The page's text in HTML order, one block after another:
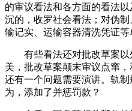
的审议看法和各方面的看法
沉的，收罗社会看法；对伪
输记实、运输容器清洗凭证等
有些看法还对批改草案以
美，批改草案颠末审议点窜
还有一个问题需要演讲。轨
为，添加了并惩罚款？